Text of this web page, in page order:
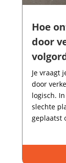
Hoe
door
Je vraagt
door
logisch.​
slechte
geplaatst